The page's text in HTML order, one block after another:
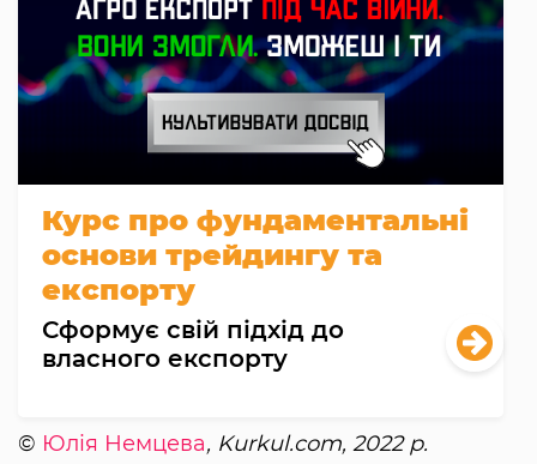
Курс про фундаментальні
основи трейдингу та
експорту
Сформує свій підхід до
власного експорту
© Юлія Немцева, Kurkul.com, 2022 р.